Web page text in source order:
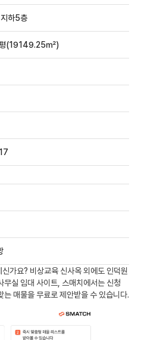
하5층
(19149.25㎡)
신가요? 비상교육 신사옥외에도 인덕원
무실 임대 사이트, 스매치에서는 신청
매물을 무료로 제안받을 수 있습니다.